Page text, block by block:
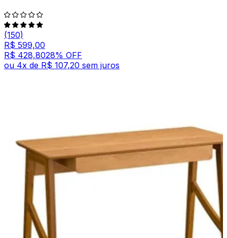
(150)
R$ 599,00
R$ 428,8028% OFF
ou 4x de R$ 107,20 sem juros